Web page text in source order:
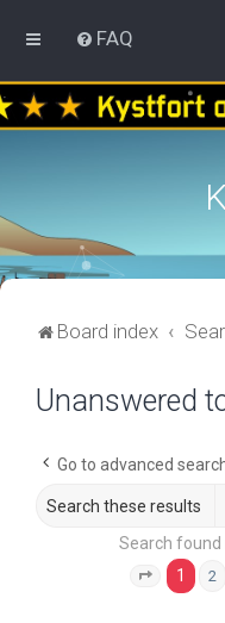
FAQ
Board index
Unanswered
Go to advanced
Search
Page 1 of
1 2